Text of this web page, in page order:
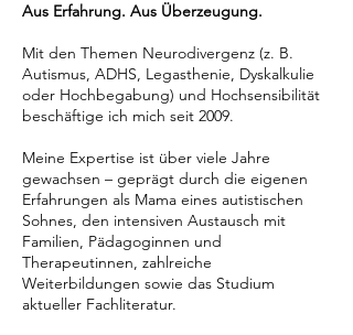
Aus Erfahrung. Aus Überzeugung.
Mit den Themen Neurodivergenz (z. B.
Autismus, ADHS, Legasthenie, Dyskalkulie
oder Hochbegabung) und Hochsensibilität
beschäftige ich mich seit 2009.
Meine Expertise ist über viele Jahre
gewachsen – geprägt durch die eigenen
Erfahrungen als Mama eines autistischen
Sohnes, den intensiven Austausch mit
Familien, Pädagoginnen und
Therapeutinnen, zahlreiche
Weiterbildungen sowie das Studium
aktueller Fachliteratur.